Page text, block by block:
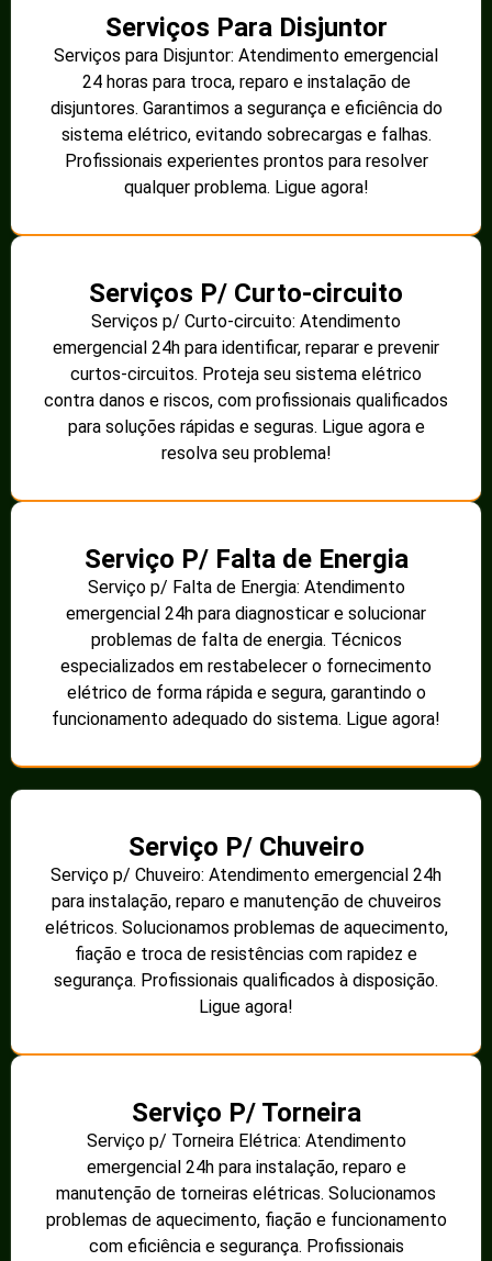
Serviços Para Disjuntor
Serviços para Disjuntor: Atendimento emergencial
24 horas para troca, reparo e instalação de
disjuntores. Garantimos a segurança e eficiência do
sistema elétrico, evitando sobrecargas e falhas.
Profissionais experientes prontos para resolver
qualquer problema. Ligue agora!
Serviços P/ Curto-circuito
Serviços p/ Curto-circuito: Atendimento
emergencial 24h para identificar, reparar e prevenir
curtos-circuitos. Proteja seu sistema elétrico
contra danos e riscos, com profissionais qualificados
para soluções rápidas e seguras. Ligue agora e
resolva seu problema!
Serviço P/ Falta de Energia
Serviço p/ Falta de Energia: Atendimento
emergencial 24h para diagnosticar e solucionar
problemas de falta de energia. Técnicos
especializados em restabelecer o fornecimento
elétrico de forma rápida e segura, garantindo o
funcionamento adequado do sistema. Ligue agora!
Serviço P/ Chuveiro
Serviço p/ Chuveiro: Atendimento emergencial 24h
para instalação, reparo e manutenção de chuveiros
elétricos. Solucionamos problemas de aquecimento,
fiação e troca de resistências com rapidez e
segurança. Profissionais qualificados à disposição.
Ligue agora!
Serviço P/ Torneira
Serviço p/ Torneira Elétrica: Atendimento
emergencial 24h para instalação, reparo e
manutenção de torneiras elétricas. Solucionamos
problemas de aquecimento, fiação e funcionamento
com eficiência e segurança. Profissionais